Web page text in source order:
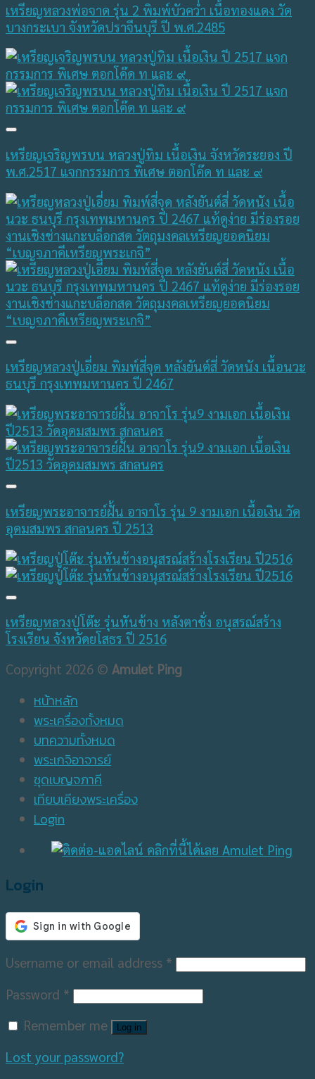
เหรียญหลวงพ่อจาด รุ่น 2 พิมพ์บัวคว่ำ เนื้อทองแดง วัด
บางกระเบา จังหวัดปราจีนบุรี ปี พ.ศ.2485
เหรียญเจริญพรบน หลวงปู่ทิม เนื้อเงิน จังหวัดระยอง ปี
พ.ศ.2517 แจกกรรมการ พิเศษ ตอกโค๊ด ท และ ๙
เหรียญหลวงปู่เอี่ยม พิมพ์สี่จุด หลังยันต์สี่ วัดหนัง เนื้อนวะ
ธนบุรี กรุงเทพมหานคร ปี 2467
เหรียญพระอาจารย์ฝั้น อาจาโร รุ่น 9 งามเอก เนื้อเงิน วัด
อุดมสมพร สกลนคร ปี 2513
เหรียญหลวงปู่โต๊ะ รุ่นหันข้าง หลังตาชั่ง อนุสรณ์สร้าง
โรงเรียน จังหวัดยโสธร ปี 2516
Copyright 2026 © Amulet Ping
หน้าหลัก
พระเครื่องทั้งหมด
บทความทั้งหมด
พระเกจิอาจารย์
ชุดเบญจภาคี
เทียบเคียงพระเครื่อง
Login
Login
Username or email address *
Password *
Remember me
Log in
Lost your password?